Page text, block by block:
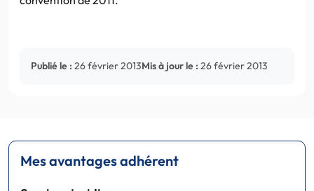
Publié le : 26 février 2013Mis à jour le : 26 février 2013
Mes avantages adhérent